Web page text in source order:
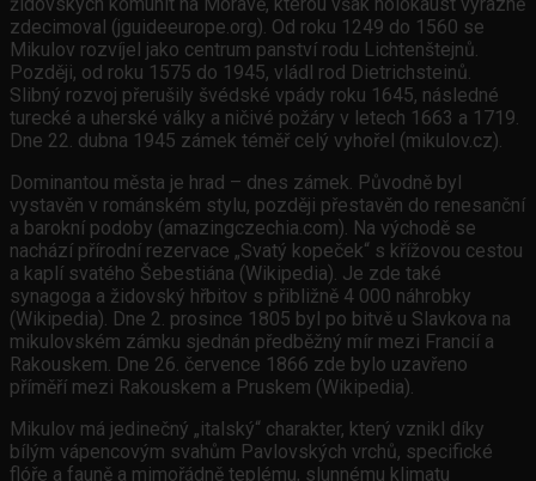
zdecimoval (jguideeurope.org). Od roku 1249 do 1560 se
Mikulov rozvíjel jako centrum panství rodu Lichtenštejnů.
Později, od roku 1575 do 1945, vládl rod Dietrichsteinů.
Slibný rozvoj přerušily švédské vpády roku 1645, následné
turecké a uherské války a ničivé požáry v letech 1663 a 1719.
Dne 22. dubna 1945 zámek téměř celý vyhořel (mikulov.cz).
Dominantou města je hrad – dnes zámek. Původně byl
vystavěn v románském stylu, později přestavěn do renesanční
a barokní podoby (amazingczechia.com). Na východě se
nachází přírodní rezervace „Svatý kopeček“ s křížovou cestou
a kaplí svatého Šebestiána (Wikipedia). Je zde také
synagoga a židovský hřbitov s přibližně 4 000 náhrobky
(Wikipedia). Dne 2. prosince 1805 byl po bitvě u Slavkova na
mikulovském zámku sjednán předběžný mír mezi Francií a
Rakouskem. Dne 26. července 1866 zde bylo uzavřeno
příměří mezi Rakouskem a Pruskem (Wikipedia).
Mikulov má jedinečný „italský“ charakter, který vznikl díky
bílým vápencovým svahům Pavlovských vrchů, specifické
flóře a fauně a mimořádně teplému, slunnému klimatu